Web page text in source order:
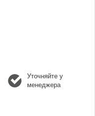
Уточняйте у
менеджера